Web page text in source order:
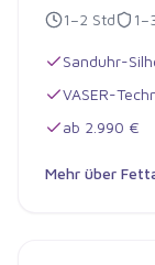
1–2 Std
Sanduhr-
VASER-
ab 2.990 €
Mehr über